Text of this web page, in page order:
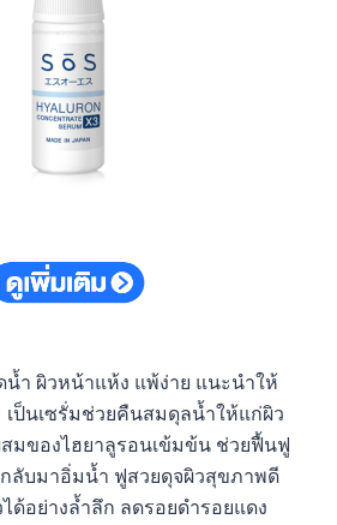
ำ ผิวหน้าแห้ง แพ้ง่าย แนะนำให้
เป็นเซรั่มช่วยคืนสมดุลน้ำให้แก่ผิว
ของไฮยาลูรอนเข้มข้น ช่วยฟื้นฟู
ลับมาอิ่มน้ำ ฟูสวยดุจผิวสุขภาพดี
ด้อย่างล้ำลึก ลดรอยดำรอยแดง